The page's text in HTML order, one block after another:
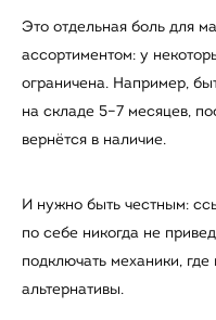
Это отдельная боль для
ассортиментом: у
ограничена. Например,
на складе 5–7 месяцев,
вернётся в наличие.
И нужно быть честным:
по себе никогда не
подключать механики,
альтернативы.